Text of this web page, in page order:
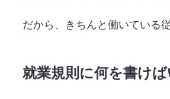
だから、きちんと働いている
就業規則に何を書け